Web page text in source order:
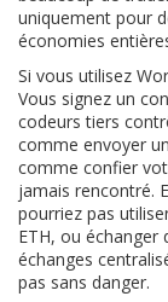
uniquement pour
économies
Si vous utilisez
Vous signez un
codeurs tiers
comme envoyer
comme confier
jamais rencontré.
pourriez pas
ETH, ou échanger
échanges
pas sans danger.